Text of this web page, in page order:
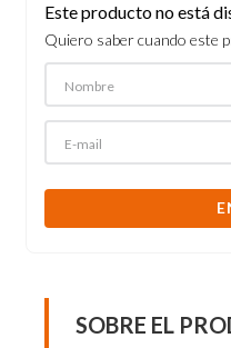
Este producto no está
Quiero saber cuando este
SOBRE EL